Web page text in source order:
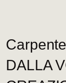
DALLA